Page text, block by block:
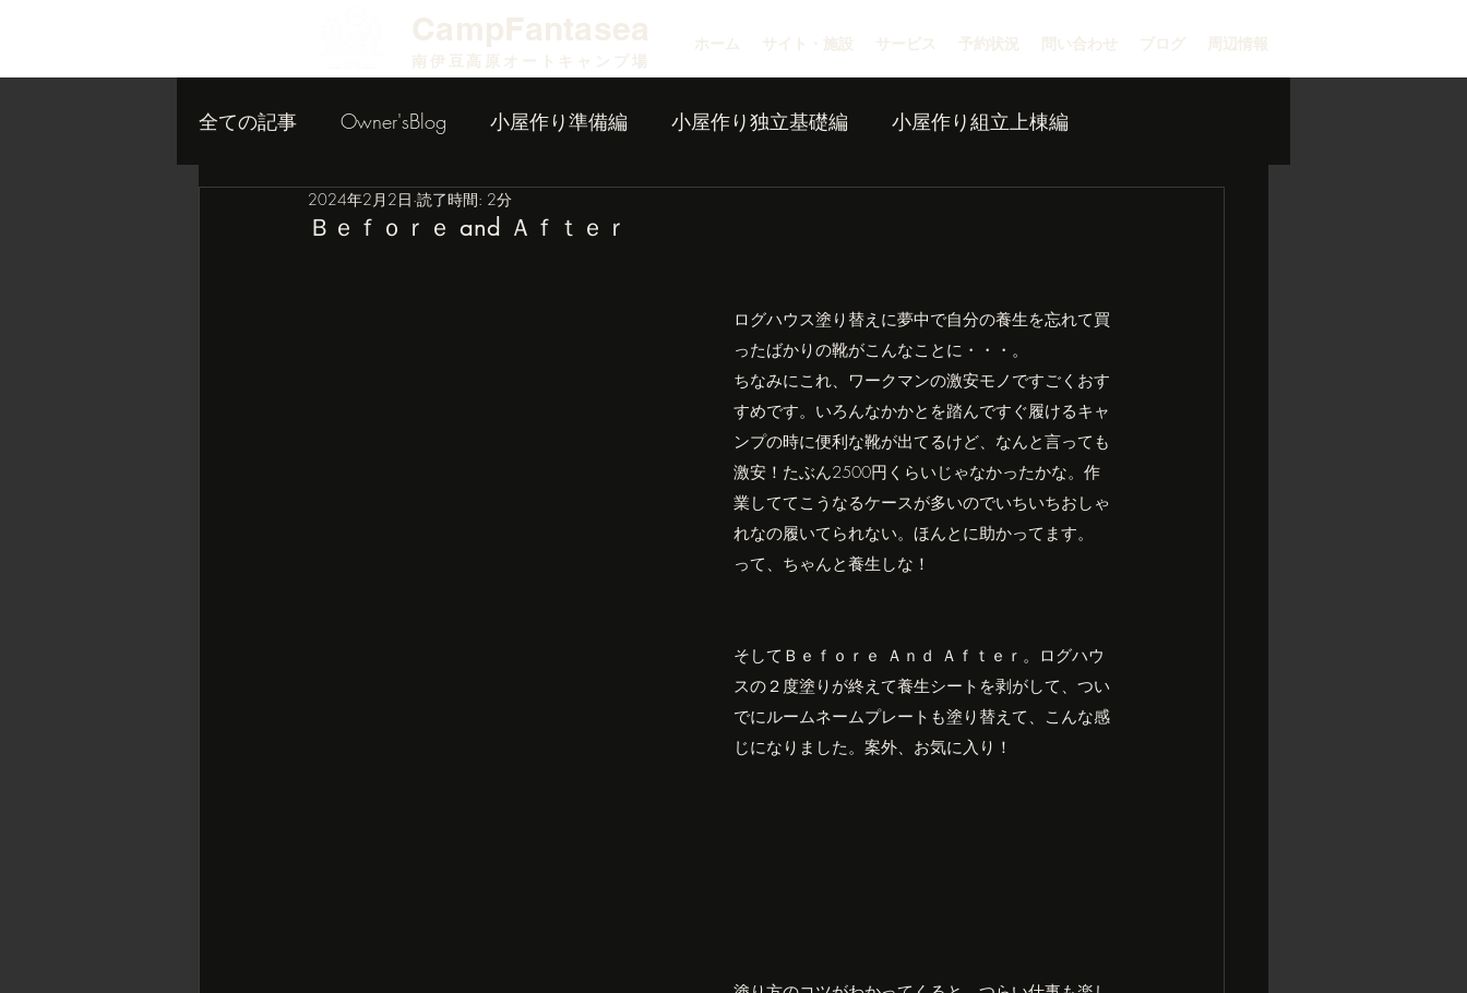
​CampFantasea ホーム サイト・施設 サービス 予約状況 問い合わせ ブログ 周辺情報
南伊豆高原オートキャンプ場
全ての記事 Owner'sBlog 小屋作り準備編 小屋作り独立基礎編 小屋作り組立上棟編
小屋作り内装編
Ｂｅｆｏｒｅ and Ａｆｔｅｒ
2024年2月2日 読了時間: 2分
ログハウス塗り替えに夢中で自分の養生を忘れて買
ったばかりの靴がこんなことに・・・。
ちなみにこれ、ワークマンの激安モノですごくおす
すめです。いろんなかかとを踏んですぐ履けるキャ
ンプの時に便利な靴が出てるけど、なんと言っても
激安！たぶん2500円くらいじゃなかったかな。作
業しててこうなるケースが多いのでいちいちおしゃ
れなの履いてられない。ほんとに助かってます。
って、ちゃんと養生しな！
そしてＢｅｆｏｒｅ Ａｎｄ Ａｆｔｅｒ。ログハウ
スの２度塗りが終えて養生シートを剥がして、つい
でにルームネームプレートも塗り替えて、こんな感
じになりました。案外、お気に入り！